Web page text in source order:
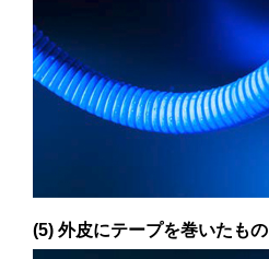
(5) 外皮にテープを巻いたもの